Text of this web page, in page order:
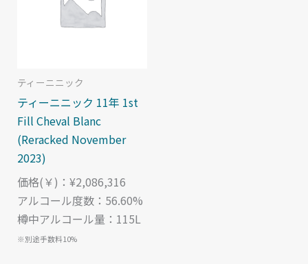
価格帯（￥）で絞り込む
蒸溜所で絞り込む
熟成年数で絞り込み
樽の種類で絞り込む
ティーニニック
ティーニニック 11年 1st
Fill Cheval Blanc
(Reracked November
2023)
価格(￥)：¥2,086,316
アルコール度数：56.60%
樽中アルコール量：115L
※別途手数料10%